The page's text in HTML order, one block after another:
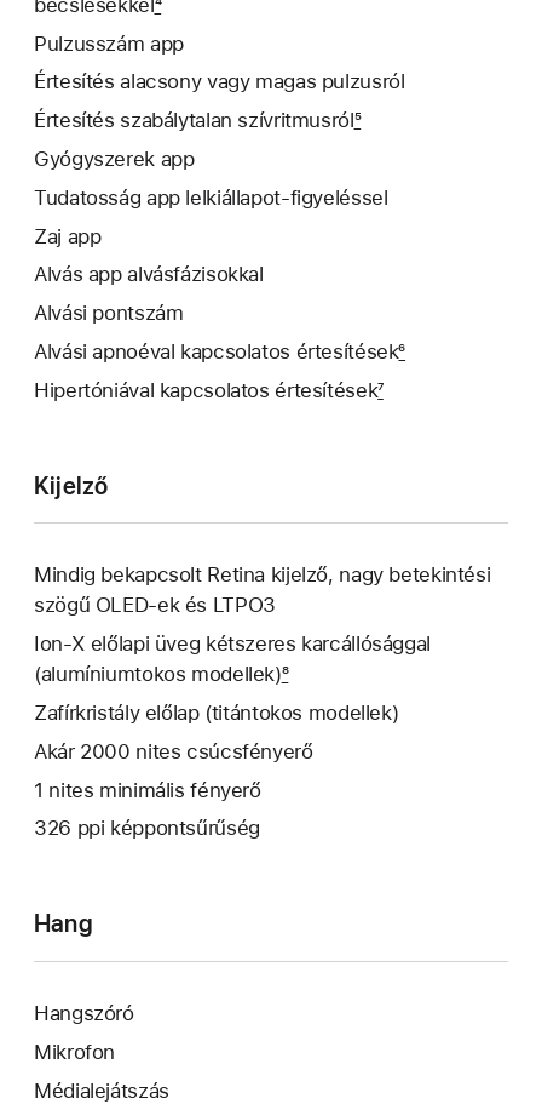
Pulzusszám app
Értesítés alacsony vagy magas pulzusról
Értesítés szabálytalan szívritmusról5
Gyógyszerek app
Tudatosság app lelkiállapot-figyeléssel
Zaj app
Alvás app alvásfázisokkal
Alvási pontszám
Alvási apnoéval kapcsolatos értesítések6
Hipertóniával kapcsolatos értesítések7
Kijelző
Mindig bekapcsolt Retina kijelző, nagy betekintési
szögű OLED-ek és LTPO3
Ion-X előlapi üveg kétszeres karcállósággal
(alumíniumtokos modellek)8
Zafírkristály előlap (titántokos modellek)
Akár 2000 nites csúcsfényerő
1 nites minimális fényerő
326 ppi képpontsűrűség
Hang
Hangszóró
Mikrofon
Médialejátszás